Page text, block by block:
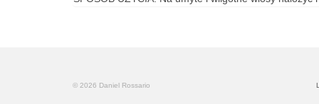
© 2026 Daniel Rossario